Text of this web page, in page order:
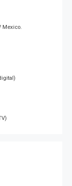
Mexico.